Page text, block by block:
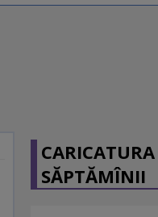
CARICATURA
SĂPTĂMÎNII